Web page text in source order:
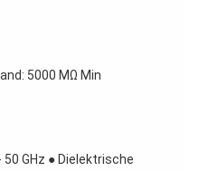
5000 MΩ Min
GHz ● Dielektrische